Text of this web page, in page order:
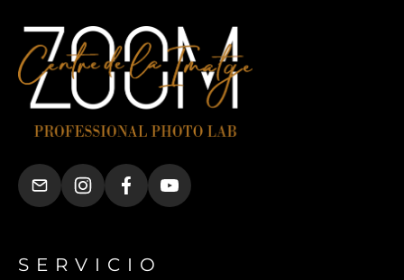
SERVICIO